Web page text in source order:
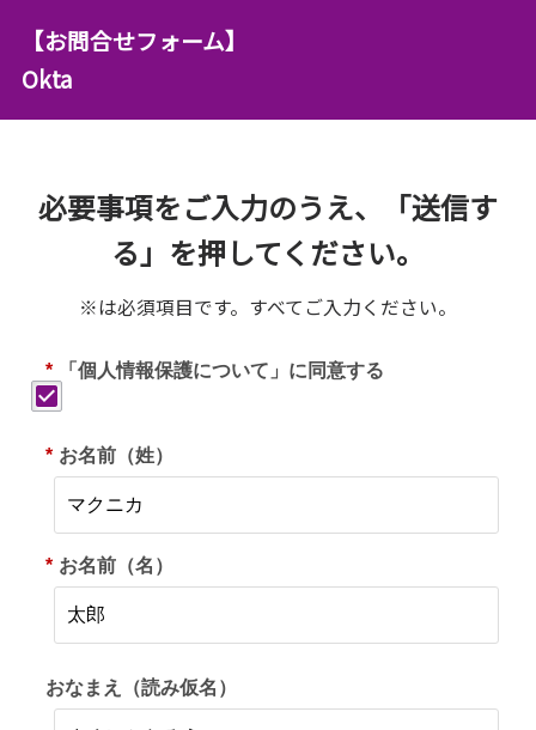
【お問合せフォーム】
Okta
必要事項をご入力のうえ、「送信す
る」を押してください。
※は必須項目です。すべてご入力ください。
* 「個人情報保護について」に同意する
* お名前（姓）
* お名前（名）
おなまえ（読み仮名）